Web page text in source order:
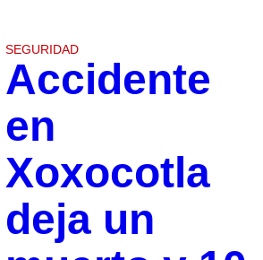
SEGURIDAD
Accidente
en
Xoxocotla
deja un